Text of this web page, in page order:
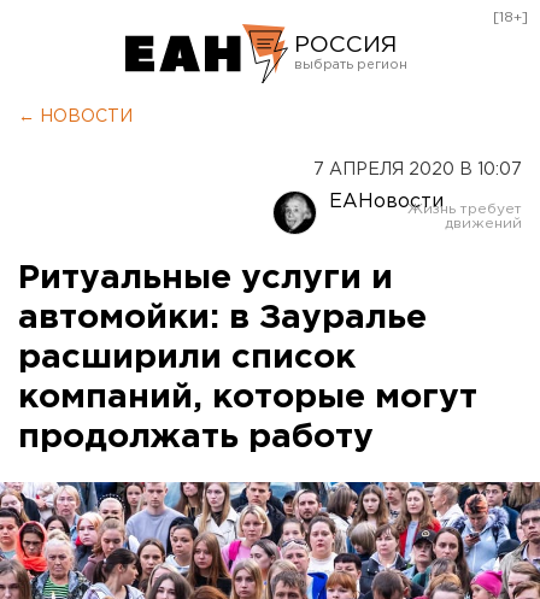
РОССИЯ
Оренбург
[18+]
← НОВОСТИ
7 АПРЕЛЯ 2020 В 10:07
ЕАНовости
Ритуальные услуги и
автомойки: в Зауралье
расширили список
компаний, которые могут
продолжать работу